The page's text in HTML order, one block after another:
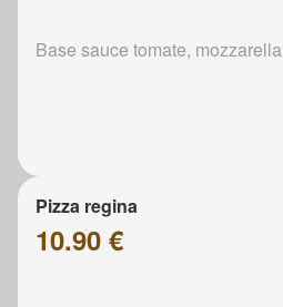
Base sauce tomate, mozzarella
Pizza regina
10.90 €